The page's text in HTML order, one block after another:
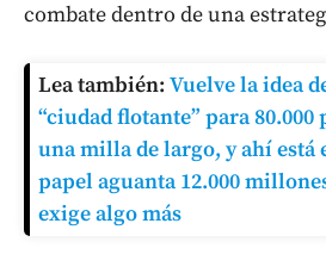
combate dentro de una
Lea también: Vuelve la idea
“ciudad flotante” para 80.000
una milla de largo, y ahí está
papel aguanta 12.000
exige algo más